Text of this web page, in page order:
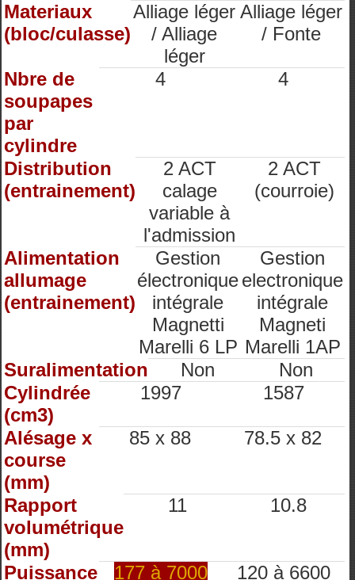
Materiaux
(bloc/culasse)
Alliage léger
/ Alliage
léger
Alliage léger
/ Fonte
Nbre de
soupapes
par
cylindre
4 4
Distribution
(entrainement)
2 ACT
calage
variable à
l'admission
2 ACT
(courroie)
Alimentation
allumage
(entrainement)
Gestion
électronique
intégrale
Magnetti
Marelli 6 LP
Gestion
electronique
intégrale
Magneti
Marelli 1AP
Suralimentation
Non
Non
Cylindrée
(cm3)
1997 1587
Alésage x
course
(mm)
85 x 88 78.5 x 82
Rapport
volumétrique
(mm)
11 10.8
Puissance 177 à 7000 120 à 6600